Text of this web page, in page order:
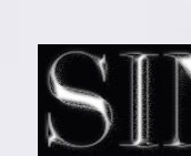
EL
Periodismo